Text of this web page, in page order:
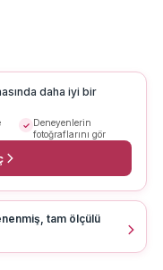
daha iyi bir
Deneyenlerin
fotoğraflarını gör
tam ölçülü